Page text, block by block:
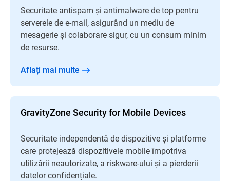
Securitate antispam și antimalware de top pentru
serverele de e-mail, asigurând un mediu de
mesagerie și colaborare sigur, cu un consum minim
de resurse.
Aflați mai multe
GravityZone Security for Mobile Devices
Securitate independentă de dispozitive și platforme
care protejează dispozitivele mobile împotriva
utilizării neautorizate, a riskware-ului și a pierderii
datelor confidențiale.